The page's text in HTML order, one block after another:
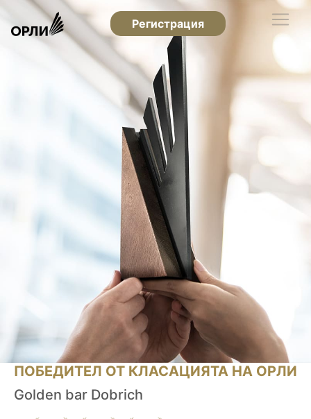
Регистрация
ПОБЕДИТЕЛ ОТ КЛАСАЦИЯТА НА ОРЛИ
Golden bar Dobrich